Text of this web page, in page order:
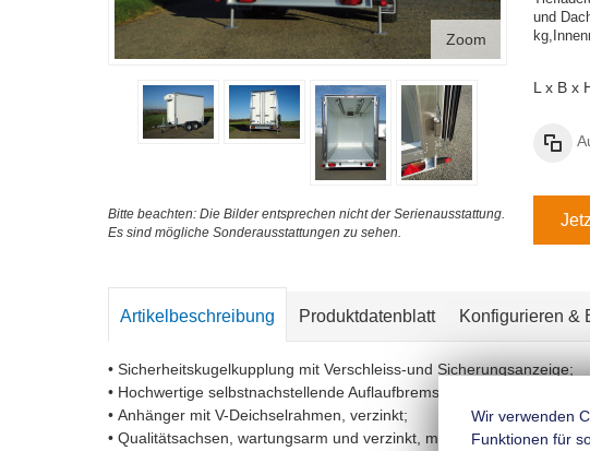
Zoom
Bitte beachten: Die Bilder entsprechen nicht der Serienausstattung.
Es sind mögliche Sonderausstattungen zu sehen.
und
kg,
L x B x
Artikelbeschreibung Produktdatenblatt Konfigurieren &
• Sicherheitskugelkupplung mit Verschleiss-und Sicherungsanzeige;
• Hochwertige selbstnachstellende Auflaufbremse mit
• Anhänger mit V-Deichselrahmen, verzinkt;
• Qualitätsachsen, wartungsarm und verzinkt, mit Gummifederung
Wir verwenden
Funktionen für